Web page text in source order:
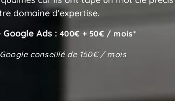
domaine d’expertise.
Ads : 400€ + 50€ / mois*
conseillé de 150€ / mois